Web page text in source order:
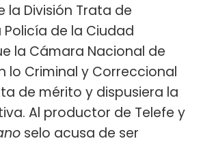
la División Trata de
Policía de la Ciudad
la Cámara Nacional de
lo Criminal y Correccional
de mérito y dispusiera la
Al productor de Telefe y
selo acusa de ser